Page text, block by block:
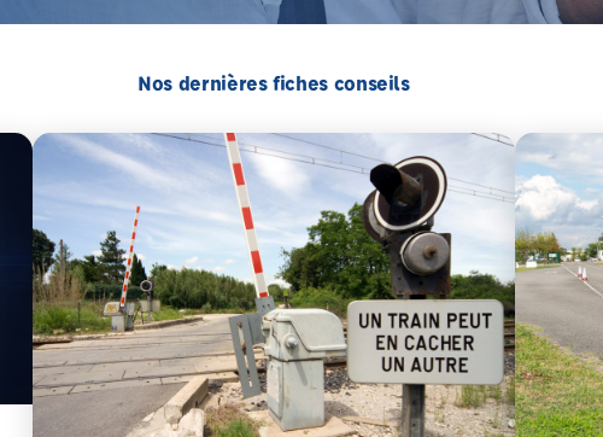
Nos dernières fiches conseils